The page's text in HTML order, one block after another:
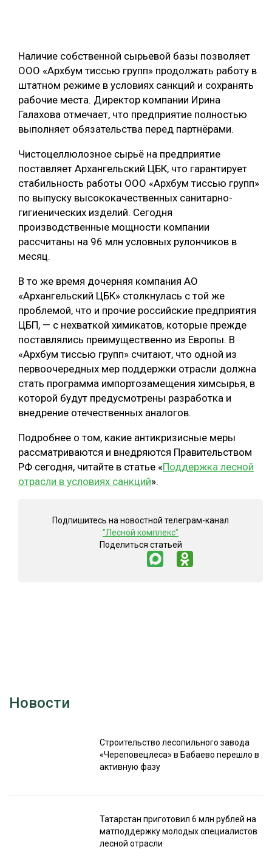
БИОЭНЕРГЕТИКА
ЛЕСОВОССТАНОВЛЕНИЕ И ЗАЩИТА
ЛОГИСТИКА
ПРОИЗВОДСТВО ДРЕВЕСНЫХ ПЛИТ
КОМПЛЕКСНАЯ ПЕРЕРАБОТКА
ЛЕСОПИЛЕНИЕ
ДЕРЕВЯННОЕ ДОМОСТРОЕНИЕ
БЕЗОПАСНОЕ ПРОИЗВОДСТВО
СУШКА ДРЕВЕСИНЫ
МЕБЕЛЬНОЕ ПРОИЗВОДСТВО
ПОДБОРКИ СТАТЕЙ
Наличие собственной сырьевой базы позволяет
ООО «Архбум тиссью групп» продолжать работу в
штатном режиме в условиях санкций и сохранять
рабочие места. Директор компании Ирина
Галахова отмечает, что предприятие полностью
выполняет обязательства перед партнёрами.
Чистоцеллюлозное сырьё на предприятие
поставляет Архангельский ЦБК, что гарантирует
стабильность работы ООО «Архбум тиссью групп»
по выпуску высококачественных санитарно-
гигиенических изделий. Сегодня
производственные мощности компании
рассчитаны на 96 млн условных рулончиков в
месяц.
В то же время дочерняя компания АО
«Архангельский ЦБК» столкнулась с той же
проблемой, что и прочие российские предприятия
ЦБП, — с нехваткой химикатов, которые прежде
поставлялись преимущественно из Европы. В
«Архбум тиссью групп» считают, что одной из
первоочередных мер поддержки отрасли должна
стать программа импортозамещения химсырья, в
которой будут предусмотрены разработка и
внедрение отечественных аналогов.
Подробнее о том, какие антикризисные меры
рассматриваются и внедряются Правительством
РФ сегодня, читайте в статье «Поддержка лесной
отрасли в условиях санкций».
Подпишитесь на новостной телеграм-канал
"Лесной комплекс"
Поделиться статьей
Новости
Строительство лесопильного завода
«Череповецлеса» в Бабаево перешло в
активную фазу
Татарстан приготовил 6 млн рублей на
матподдержку молодых специалистов
лесной отрасли